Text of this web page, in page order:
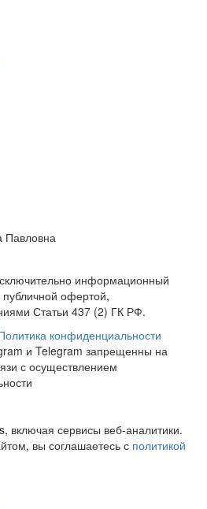
Павловна
информационный
публичной офертой,
Статьи 437 (2) ГК РФ.
конфиденциальности
и Telegram запрещенны на
с осуществлением
включая сервисы веб-аналитики.
вы соглашаетесь с политикой